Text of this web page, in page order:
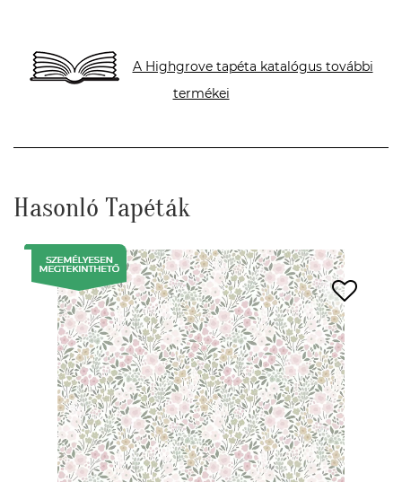
A Highgrove tapéta katalógus további
termékei
Hasonló Tapéták